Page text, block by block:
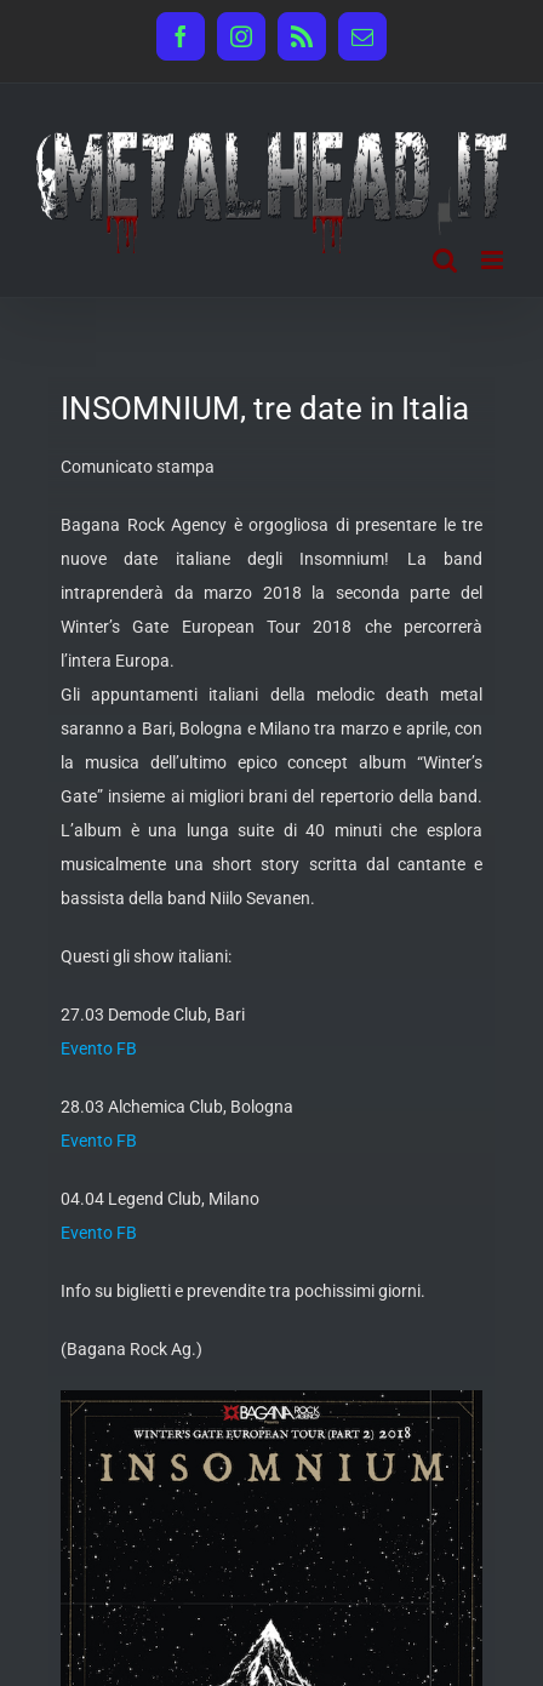
FacebookInstagram
Rss Email
INSOMNIUM, tre date in Italia
Comunicato stampa
Bagana Rock Agency è orgogliosa di presentare le tre
nuove date italiane degli Insomnium! La band
intraprenderà da marzo 2018 la seconda parte del
Winter’s Gate European Tour 2018 che percorrerà
l’intera Europa.
Gli appuntamenti italiani della melodic death metal
saranno a Bari, Bologna e Milano tra marzo e aprile, con
la musica dell’ultimo epico concept album “Winter’s
Gate” insieme ai migliori brani del repertorio della band.
L’album è una lunga suite di 40 minuti che esplora
musicalmente una short story scritta dal cantante e
bassista della band Niilo Sevanen.
Questi gli show italiani:
27.03 Demode Club, Bari
Evento FB
28.03 Alchemica Club, Bologna
Evento FB
04.04 Legend Club, Milano
Evento FB
Info su biglietti e prevendite tra pochissimi giorni.
(Bagana Rock Ag.)